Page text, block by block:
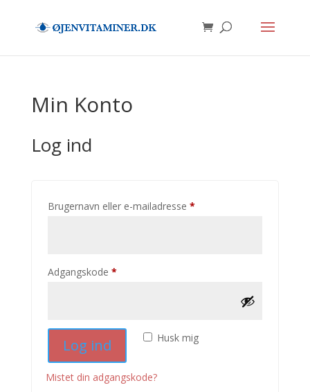
Min Konto
Log ind
Brugernavn eller e-mailadresse *Påkrævet
Adgangskode *Påkrævet
Husk mig
Log ind
Mistet din adgangskode?